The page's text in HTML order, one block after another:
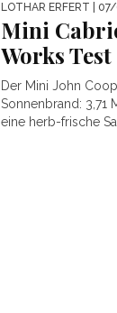
LOTHAR ERFERT |
Mini
Works Test
Der Mini John
Sonnenbrand: 3,71
eine herb-frische